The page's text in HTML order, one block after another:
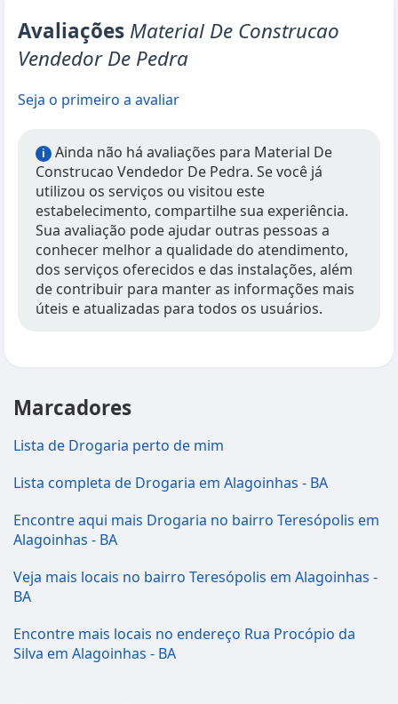
Avaliações Material De Construcao
Vendedor De Pedra
Seja o primeiro a avaliar
i
Ainda não há avaliações para Material De
Construcao Vendedor De Pedra. Se você já
utilizou os serviços ou visitou este
estabelecimento, compartilhe sua experiência.
Sua avaliação pode ajudar outras pessoas a
conhecer melhor a qualidade do atendimento,
dos serviços oferecidos e das instalações, além
de contribuir para manter as informações mais
úteis e atualizadas para todos os usuários.
Marcadores
Lista de Drogaria perto de mim
Lista completa de Drogaria em Alagoinhas - BA
Encontre aqui mais Drogaria no bairro Teresópolis em
Alagoinhas - BA
Veja mais locais no bairro Teresópolis em Alagoinhas -
BA
Encontre mais locais no endereço Rua Procópio da
Silva em Alagoinhas - BA